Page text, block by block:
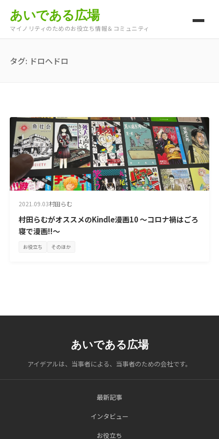
あいである広場
マイノリティのためのお役立ち情報＆コミュニティ
タグ: ドロヘドロ
2021.09.03村田らむ
村田らむがオススメのKindle漫画10 ～コロナ禍はごろ
寝で漫画!!～
お役立ち そのほか
あいである広場
アイデアルは、当事者による、当事者のための会社です。
最新記事
インタビュー
お役立ち